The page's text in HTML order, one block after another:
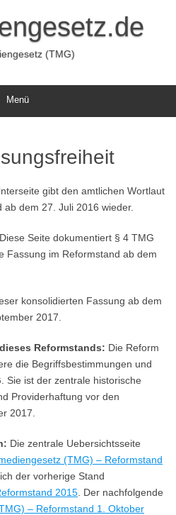
(TMG)
Menü
gibt den amtlichen Wortlaut
dem 27. Juli 2016 wieder.
Diese Seite dokumentiert § 4 TMG
Fassung im Reformstand ab dem
konsolidierten Fassung ab dem
2017.
Reformstands: Die Reform
die Begriffsbestimmungen und
Sie ist der zentrale historische
Providerhaftung vor den
2017.
Die zentrale Uebersichtsseite
(TMG) – Reformstand
der vorherige Stand
2015 . Der nachfolgende
– Reformstand 1. Oktober